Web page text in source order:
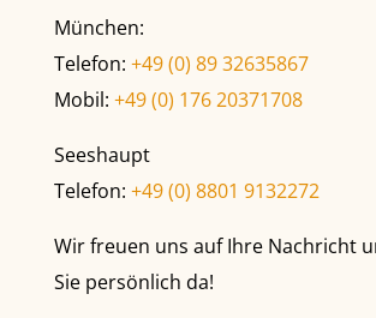
München:
Telefon: +49 (0) 89 32635867
Mobil: +49 (0) 176 20371708
Seeshaupt
Telefon: +49 (0) 8801 9132272
Wir freuen uns auf Ihre Nachricht
Sie persönlich da!